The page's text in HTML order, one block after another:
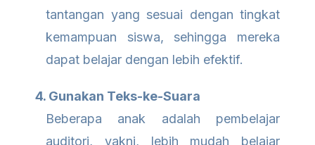
tantangan yang sesuai dengan tingkat
kemampuan siswa, sehingga mereka
dapat belajar dengan lebih efektif.
4. Gunakan Teks-ke-Suara
Beberapa anak adalah pembelajar
auditori, yakni, lebih mudah belajar